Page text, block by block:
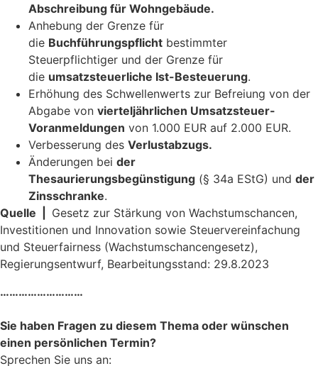
Abschreibung für Wohngebäude.
Anhebung der Grenze für
die Buchführungspflicht bestimmter
Steuerpflichtiger und der Grenze für
die umsatzsteuerliche Ist-Besteuerung.
Erhöhung des Schwellenwerts zur Befreiung von der
Abgabe von vierteljährlichen Umsatzsteuer-
Voranmeldungen von 1.000 EUR auf 2.000 EUR.
Verbesserung des Verlustabzugs.
Änderungen bei der
Thesaurierungsbegünstigung (§ 34a EStG) und der
Zinsschranke.
Quelle |
Gesetz zur Stärkung von Wachstumschancen,
Investitionen und Innovation sowie Steuervereinfachung
und Steuerfairness (Wachstumschancengesetz),
Regierungsentwurf, Bearbeitungsstand: 29.8.2023
………………………
Sie haben Fragen zu diesem Thema oder wünschen
einen persönlichen Termin?
Sprechen Sie uns an: